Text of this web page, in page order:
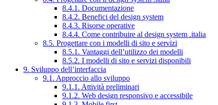
8.4.1. Documentazione
8.4.2. Benefici del design system
8.4.3. Risorse operative
8.4.4. Come contribuire al design system .italia
8.5. Progettare con i modelli di sito e servizi
8.5.1. Vantaggi dell’utilizzo dei modelli
8.5.2. I modelli di sito e servizi disponibili
9. Sviluppo dell’interfaccia
9.1. Approccio allo sviluppo
9.1.1. Attività preliminari
9.1.2. Web design responsivo e accessibile